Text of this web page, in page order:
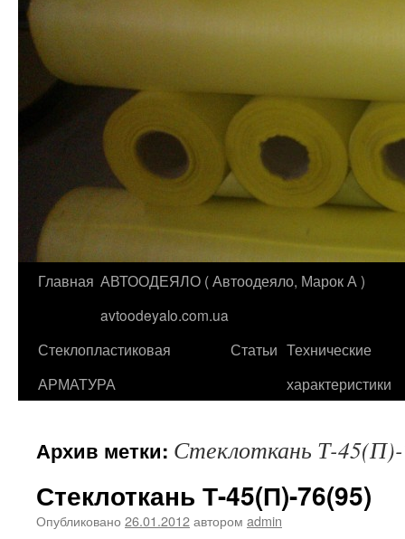
Перейти
содержимому
Главная АВТООДЕЯЛО ( Автоодеяло, Марок А )
avtoodeyalo.com.ua
Стеклопластиковая
АРМАТУРА
Статьи Технические
характеристики
Архив метки: Стеклоткань Т-
Стеклоткань Т-45(П)-76(95)
Опубликовано 26.01.2012автором admin